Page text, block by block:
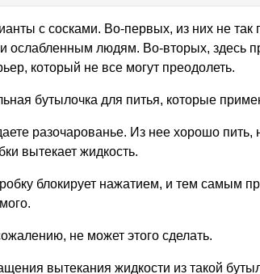
с сосками. Во-первых, из них не так
ослабленным людям. Во-вторых, здесь
который не все могут преодолеть.
бутылочка для питья, которые
разочарованье. Из нее хорошо
вытекает жидкость.
блокирует нажатием, и тем самым
не может этого сделать.
вытекания жидкости из такой